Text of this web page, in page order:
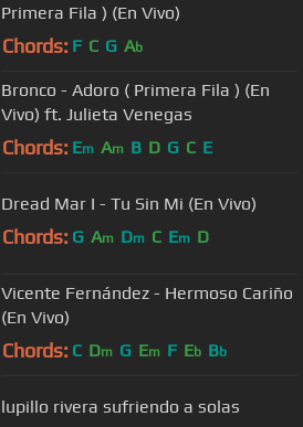
Primera Fila ) (En Vivo)
Chords: F C G Ab
Bronco - Adoro ( Primera Fila ) (En
Vivo) ft. Julieta Venegas
Chords: Em Am B D G C E
Dread Mar I - Tu Sin Mi (En Vivo)
Chords: G Am Dm C Em D
Vicente Fernández - Hermoso Cariño
(En Vivo)
Chords: C Dm G Em F Eb Bb
lupillo rivera sufriendo a solas